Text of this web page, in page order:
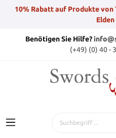
10% Rabatt auf Produkte von
Benötigen Sie Hilfe?
(+49) (0) 40 -